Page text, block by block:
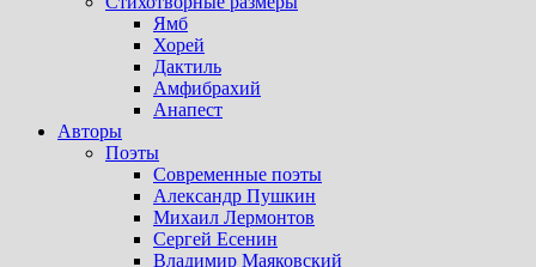
Ямб
Хорей
Дактиль
Амфибрахий
Анапест
Авторы
Поэты
Современные поэты
Александр Пушкин
Михаил Лермонтов
Сергей Есенин
Владимир Маяковский